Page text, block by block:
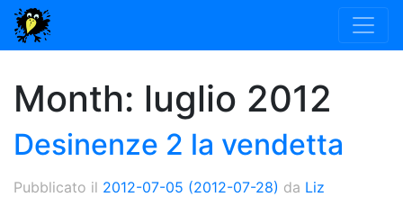
Month: luglio 2012
Desinenze 2 la vendetta
Pubblicato il 2012-07-05 (2012-07-28) da Liz